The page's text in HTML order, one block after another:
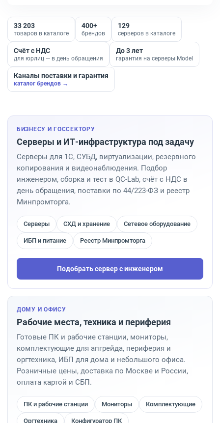
33 203
товаров в каталоге
400+
брендов
129
серверов в каталоге
Счёт с НДС
для юрлиц — в день обращения
До 3 лет
гарантия на серверы Model
Каналы поставки и гарантия
каталог брендов →
БИЗНЕСУ И ГОССЕКТОРУ
Серверы и ИТ-инфраструктура под задачу
Серверы для 1С, СУБД, виртуализации, резервного
копирования и видеонаблюдения. Подбор
инженером, сборка и тест в QC-Lab, счёт с НДС в
день обращения, поставки по 44/223-ФЗ и реестр
Минпромторга.
Серверы СХД и хранение Сетевое оборудование
ИБП и питание Реестр Минпромторга
Подобрать сервер с инженером
ДОМУ И ОФИСУ
Рабочие места, техника и периферия
Готовые ПК и рабочие станции, мониторы,
комплектующие для апгрейда, периферия и
оргтехника, ИБП для дома и небольшого офиса.
Розничные цены, доставка по Москве и России,
оплата картой и СБП.
ПК и рабочие станции Мониторы Комплектующие
Оргтехника Конфигуратор ПК